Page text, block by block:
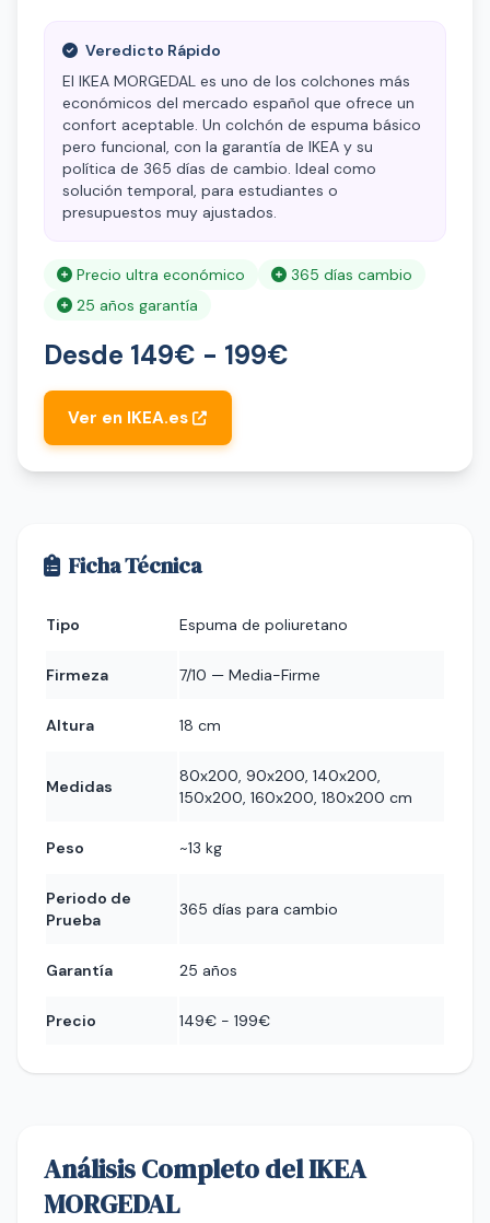
Veredicto Rápido
El IKEA MORGEDAL es uno de los colchones más
económicos del mercado español que ofrece un
confort aceptable. Un colchón de espuma básico
pero funcional, con la garantía de IKEA y su
política de 365 días de cambio. Ideal como
solución temporal, para estudiantes o
presupuestos muy ajustados.
Precio ultra económico
365 días cambio
25 años garantía
Desde 149€ - 199€
Ver en IKEA.es
Ficha Técnica
Tipo Espuma de poliuretano
Firmeza 7/10 — Media-Firme
Altura 18 cm
Medidas
80x200, 90x200, 140x200,
150x200, 160x200, 180x200 cm
Peso ~13 kg
Periodo de
Prueba
365 días para cambio
Garantía 25 años
Precio 149€ - 199€
Análisis Completo del IKEA
MORGEDAL